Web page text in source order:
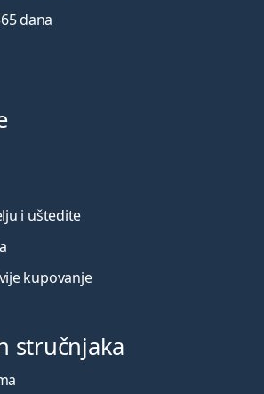
dana
i uštedite
kupovanje
stručnjaka